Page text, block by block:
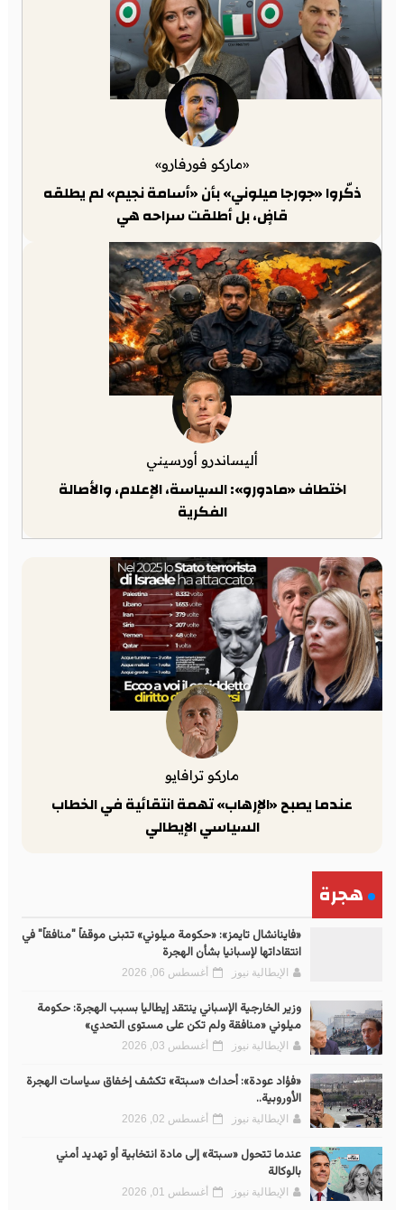
«ماركو فورفارو»
ذكّروا «جورجا ميلوني» بأن «أسامة نجيم» لم يطلقه
قاضٍ، بل أطلقت سراحه هي
أليساندرو أورسيني
اختطاف «مادورو»: السياسة، الإعلام، والأصالة
الفكرية
ماركو ترافايو
عندما يصبح «الإرهاب» تهمة انتقائية في الخطاب
السياسي الإيطالي
هجرة
«فاينانشال تايمز»: «حكومة ميلوني» تتبنى موقفاً "منافقاً" في
انتقاداتها لإسبانيا بشأن الهجرة
الإيطالية نيوز أغسطس 06, 2026
وزير الخارجية الإسباني ينتقد إيطاليا بسبب الهجرة: حكومة
ميلوني «منافقة ولم تكن على مستوى التحدي»
الإيطالية نيوز أغسطس 03, 2026
«فؤاد عودة»: أحداث «سبتة» تكشف إخفاق سياسات الهجرة
الأوروبية..
الإيطالية نيوز أغسطس 02, 2026
عندما تتحول «سبتة» إلى مادة انتخابية أو تهديد أمني
بالوكالة
الإيطالية نيوز أغسطس 01, 2026